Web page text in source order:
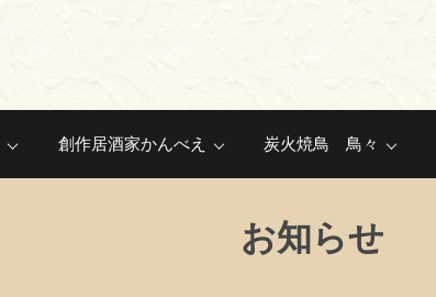
創作居酒家かんべえ 炭火焼鳥 鳥々
お知らせ